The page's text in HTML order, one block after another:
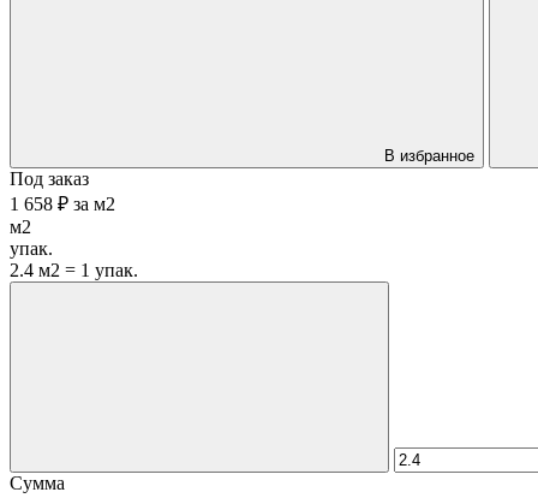
В избранное
Под заказ
1 658 ₽ за м2
м2
упак.
2.4 м2 = 1 упак.
Сумма